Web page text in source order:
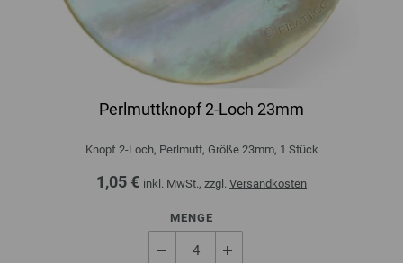
Perlmuttknopf 2-Loch 23mm
Knopf 2-Loch, Perlmutt, Größe 23mm, 1 Stück
1,05 € inkl. MwSt., zzgl. Versandkosten
MENGE